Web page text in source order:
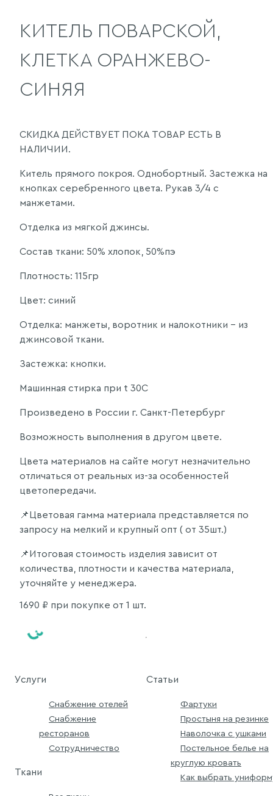
КИТЕЛЬ ПОВАРСКОЙ,
КЛЕТКА ОРАНЖЕВО-
СИНЯЯ
СКИДКА ДЕЙСТВУЕТ ПОКА ТОВАР ЕСТЬ В
НАЛИЧИИ.
Китель прямого покроя. Однобортный. Застежка на
кнопках серебренного цвета. Рукав 3/4 с
манжетами.
Отделка из мягкой джинсы.
Состав ткани: 50% хлопок, 50%пэ
Плотность: 115гр
Цвет: синий
Отделка: манжеты, воротник и налокотники - из
джинсовой ткани.
Застежка: кнопки.
Машинная стирка при t 30C
Произведено в России г. Санкт-Петербург
Возможность выполнения в другом цвете.
Цвета материалов на сайте могут незначительно
отличаться от реальных из-за особенностей
цветопередачи.
📌Цветовая гамма материала представляется по
запросу на мелкий и крупный опт ( от 35шт.)
📌Итоговая стоимость изделия зависит от
количества, плотности и качества материала,
уточняйте у менеджера.
1690 ₽ при покупке от 1 шт.
Услуги
Снабжение отелей
Снабжение
ресторанов
Сотрудничество
Ткани
Статьи
Фартуки
Простыня на резинке
Наволочка с ушками
Постельное белье на
круглую кровать
Как выбрать